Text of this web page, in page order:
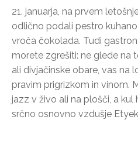
21. januarja, na prvem
odlično podali pestro
vroča čokolada. Tudi
morete zgrešiti: ne glede na
ali divjačinske obare, vas na
pravim prigrizkom in vinom.
jazz v živo ali na plošči, a
srčno osnovno vzdušje